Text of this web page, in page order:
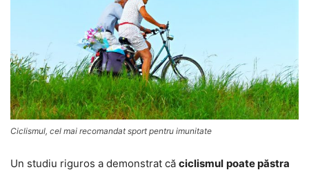
Ciclismul, cel mai recomandat sport pentru imunitate
Un studiu riguros a demonstrat că ciclismul poate păstra